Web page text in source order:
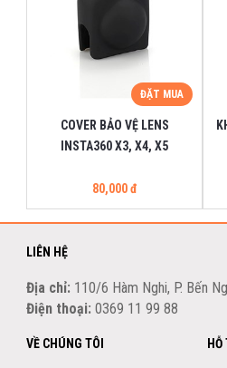
ĐẶT MUA
COVER BẢO VỆ LENS
INSTA360 X3, X4, X5
80,000 đ
LIÊN HỆ
Địa chỉ: 110/6 Hàm Nghi, P. Bến
Điện thoại: 0369 11 99 88
VỀ CHÚNG TÔI